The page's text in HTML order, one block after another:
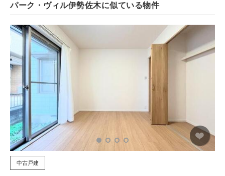
パーク・ヴィル伊勢佐木に似ている物件
中古戸建